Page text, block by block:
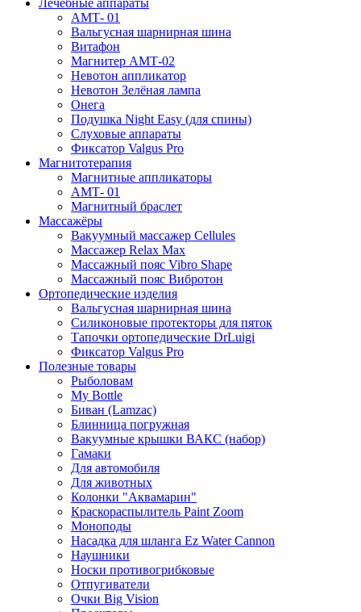
Лечебные аппараты
АМТ- 01
Вальгусная шарнирная шина
Витафон
Магнитер АМТ-02
Невотон аппликатор
Невотон Зелёная лампа
Онега
Подушка Night Easy (для спины)
Слуховые аппараты
Фиксатор Valgus Pro
Магнитотерапия
Магнитные аппликаторы
АМТ- 01
Магнитный браслет
Массажёры
Вакуумный массажер Cellules
Массажер Relax Max
Массажный пояс Vibro Shape
Массажный пояс Вибротон
Ортопедические изделия
Вальгусная шарнирная шина
Силиконовые протекторы для пяток
Тапочки ортопедические DrLuigi
Фиксатор Valgus Pro
Полезные товары
Рыболовам
My Bottle
Биван (Lamzac)
Блинница погружная
Вакуумные крышки ВАКС (набор)
Гамаки
Для автомобиля
Для животных
Колонки "Аквамарин"
Краскораспылитель Paint Zoom
Моноподы
Насадка для шланга Ez Water Cannon
Наушники
Носки противогрибковые
Отпугиватели
Очки Big Vision